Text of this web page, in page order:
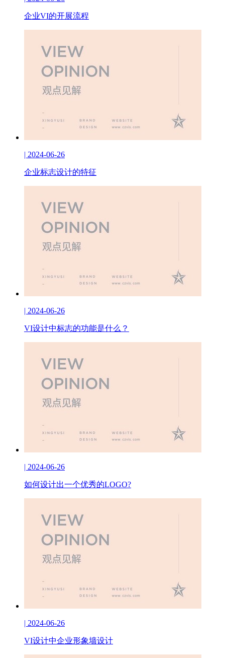
企业VI的开展流程
| 2024-06-26
企业标志设计的特征
| 2024-06-26
VI设计中标志的功能是什么？
| 2024-06-26
如何设计出一个优秀的LOGO?
| 2024-06-26
VI设计中企业形象墙设计